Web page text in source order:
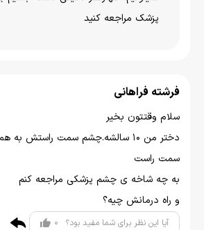
پزشک مراجعه کنید
فرشته فراهانی
سلام وقتتون بخیر
دختر من ۱۰ سالشه.چشم سمت راستش
سمت راست
به چه شاخه ی چشم پزشکی مراجعه کنم
و راه درمانش چیه؟
آیا این نظر برای شما مفید بود؟ 0